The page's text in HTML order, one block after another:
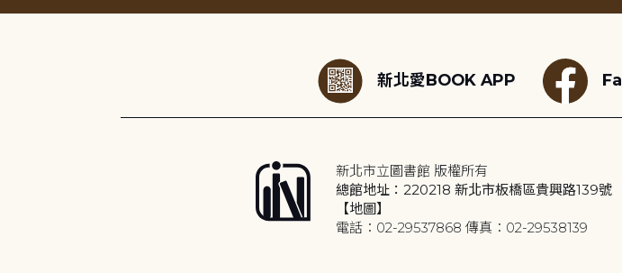
新北愛BOOK APP
新北市立圖書館 版權所有
總館地址：220218 新北市板橋區貴興路139號
【地圖】
電話：02-29537868 傳真：02-29538139